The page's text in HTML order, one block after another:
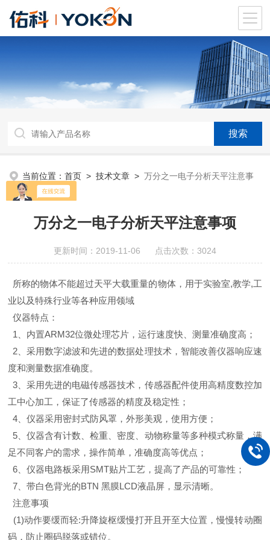
当前位置：首页 >技术文章 >万分之一电子分析天平注意事
项
万分之一电子分析天平注意事项
更新时间：2019-11-06 点击次数：3024
所称的物体不能超过天平大载重量的物体，用于实验室,教学,工
业以及特殊行业等各种应用领域
仪器特点：
1、内置ARM32位微处理芯片，运行速度快、测量准确度高；
2、采用数字滤波和先进的数据处理技术，智能改善仪器响应速
度和测量数据准确度。
3、采用先进的电磁传感器技术，传感器配件使用高精度数控加
工中心加工，保证了传感器的精度及稳定性；
4、仪器采用密封式防风罩，外形美观，使用方便；
5、仪器含有计数、检重、密度、动物称量等多种模式称量，满
足不同客户的需求，操作简单，准确度高等优点；
6、仪器电路板采用SMT贴片工艺，提高了产品的可靠性；
7、带白色背光的BTN 黑膜LCD液晶屏，显示清晰。
注意事项
(1)动作要缓而轻:升降旋枢缓慢打开且开至大位置，慢慢转动圈
码，防止圈码脱落或错位。